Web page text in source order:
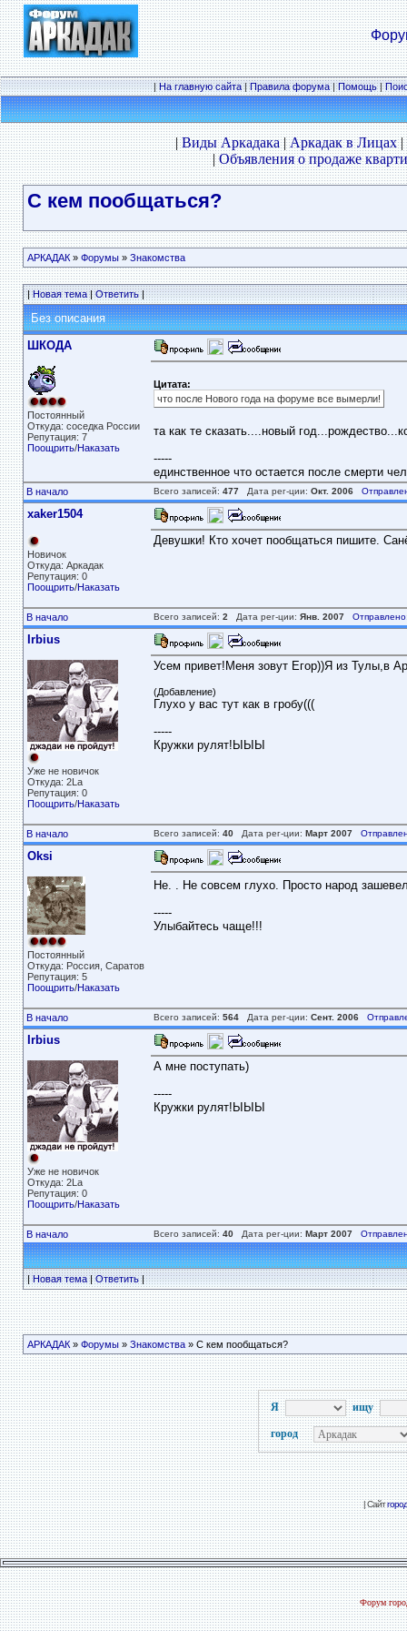
|На главную сайта|Правила форума|Помощь|
|Виды Аркадака|Аркадак в Лицах|
|Объявления о продаже
С кем пообщаться?
АРКАДАК» Форумы» Знакомства
|Новая тема|Ответить|
Без описания
ШКОДА
Постоянный
Откуда: соседка России
Репутация: 7
Поощрить/Наказать
Цитата:
что после Нового года на форуме все вымерли!
та как те сказать....новый
-----
единственное что остается после смерти
В начало Всего записей: 477Дата рег-ции: Окт. 2006
xaker1504
Новичок
Откуда: Аркадак
Репутация: 0
Поощрить/Наказать
Девушки! Кто хочет пообщаться пишите.
В начало Всего записей: 2 Дата рег-ции: Янв. 2007
Irbius
Уже не новичок
Откуда: 2La
Репутация: 0
Поощрить/Наказать
Усем привет!Меня зовут Егор))Я из Тулы,в
(Добавление)
Глухо у вас тут как в гробу(((
-----
Кружки рулят!ЫЫЫ
В начало Всего записей: 40Дата рег-ции: Март 2007
Oksi
Постоянный
Откуда: Россия, Саратов
Репутация: 5
Поощрить/Наказать
Не. . Не совсем глухо. Просто народ
-----
Улыбайтесь чаще!!!
В начало Всего записей: 564Дата рег-ции: Сент. 2006
Irbius
Уже не новичок
Откуда: 2La
Репутация: 0
Поощрить/Наказать
А мне поступать)
-----
Кружки рулят!ЫЫЫ
В начало Всего записей: 40Дата рег-ции: Март 2007
|Новая тема|Ответить|
АРКАДАК» Форумы» Знакомства» С кем пообщаться?
Я ищу
город
| Сайт
Форум